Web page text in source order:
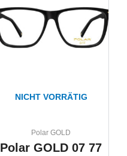
NICHT VORRÄTIG
Polar GOLD
Polar GOLD 07 77